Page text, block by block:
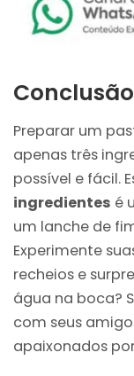
Conclusão
Preparar um
apenas três
possível e fácil.
ingredientes é
um lanche de
Experimente
recheios e
água na boca?
com seus
apaixonados